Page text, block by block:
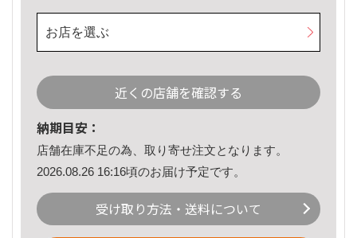
お店を選ぶ
近くの店舗を確認する
納期目安：
店舗在庫不足の為、取り寄せ注文となります。
2026.08.26 16:16頃のお届け予定です。
受け取り方法・送料について